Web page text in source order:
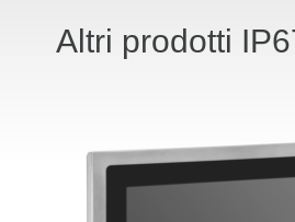
Altri prodotti